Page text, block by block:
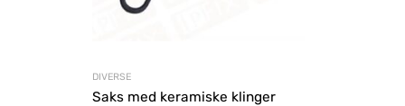
DIVERSE
Saks med keramiske klinger